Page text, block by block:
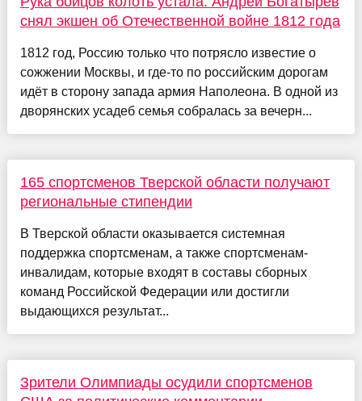
снял экшен об Отечественной войне 1812 года
1812 год, Россию только что потрясло известие о
сожжении Москвы, и где-то по российским дорогам
идёт в сторону запада армия Наполеона. В одной из
дворянских усадеб семья собралась за вечерн...
165 спортсменов Тверской области получают
региональные стипендии
В Тверской области оказывается системная
поддержка спортсменам, а также спортсменам-
инвалидам, которые входят в составы сборных
команд Российской Федерации или достигли
выдающихся результат...
Зрители Олимпиады осудили спортсменов